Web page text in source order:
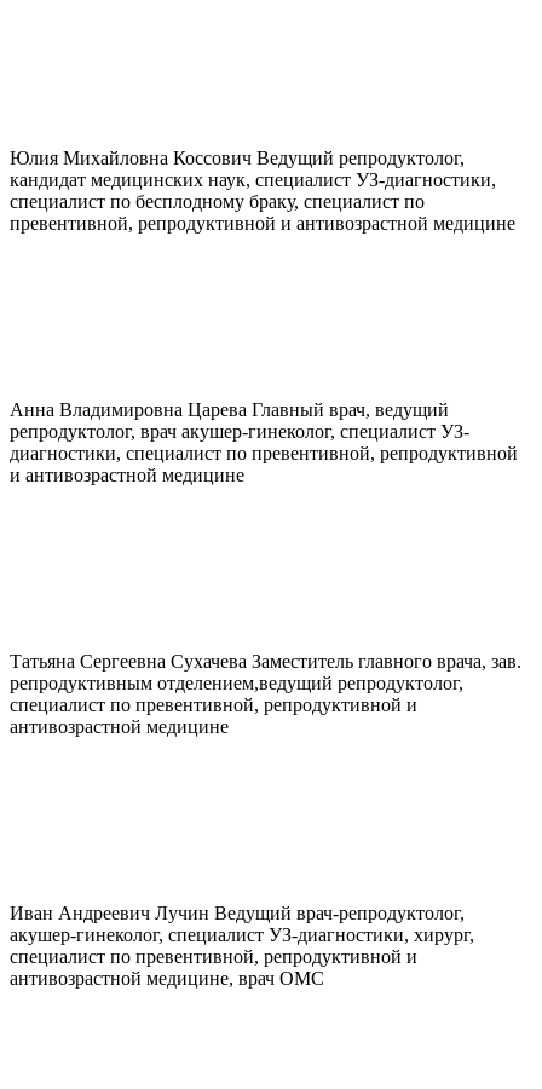
Юлия Михайловна Коссович Ведущий репродуктолог,
кандидат медицинских наук, специалист УЗ-диагностики,
специалист по бесплодному браку, специалист по
превентивной, репродуктивной и антивозрастной медицине
Анна Владимировна Царева Главный врач, ведущий
репродуктолог, врач акушер-гинеколог, специалист УЗ-
диагностики, специалист по превентивной, репродуктивной
и антивозрастной медицине
Татьяна Сергеевна Сухачева Заместитель главного врача, зав.
репродуктивным отделением,ведущий репродуктолог,
специалист по превентивной, репродуктивной и
антивозрастной медицине
Иван Андреевич Лучин Ведущий врач-репродуктолог,
акушер-гинеколог, специалист УЗ-диагностики, хирург,
специалист по превентивной, репродуктивной и
антивозрастной медицине, врач ОМС